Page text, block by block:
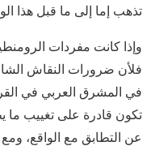
تذهب إما إلى ما قبل هذا
وإذا كانت مفردات
فلأن ضرورات النقاش
في المشرق العربي في
تكون قادرة على تغييب ما
عن التطابق مع الواقع، ومع